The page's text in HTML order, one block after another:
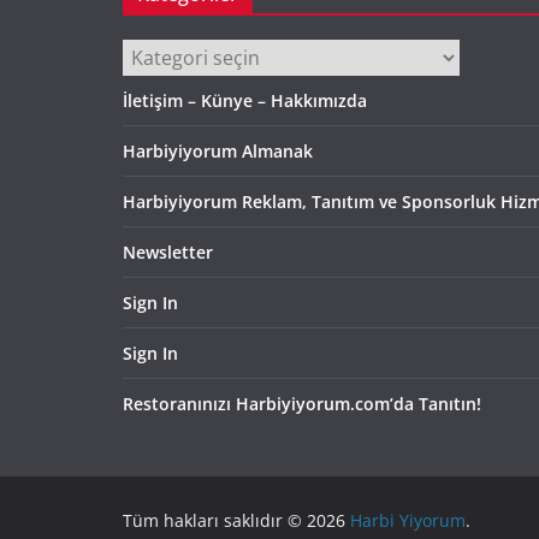
Kategoriler
İletişim – Künye – Hakkımızda
Harbiyiyorum Almanak
Harbiyiyorum Reklam, Tanıtım ve Sponsorluk
Newsletter
Sign In
Sign In
Restoranınızı Harbiyiyorum.com’da Tanıtın!
Tüm hakları saklıdır © 2026 Harbi Yiyorum.